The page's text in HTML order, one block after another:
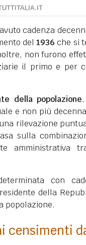
cadenza
del1936 che si
non furono
il primo e per
della popolazione
e non più
rilevazione
sulla
amministrativa
con
della
popolazione.
censimenti